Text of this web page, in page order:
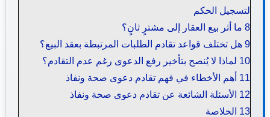
لتسجيل الحكم
8 ما أثر بيع العقار إلى مشترٍ ثانٍ؟
9 هل تختلف قواعد تقادم الطلبات المرتبطة بعقد البيع؟
10 لماذا لا يُنصح بتأخير رفع الدعوى رغم عدم التقادم؟
11 أهم الأخطاء في فهم تقادم دعوى صحة ونفاذ
12 الأسئلة الشائعة عن تقادم دعوى صحة ونفاذ
13 الخلاصة